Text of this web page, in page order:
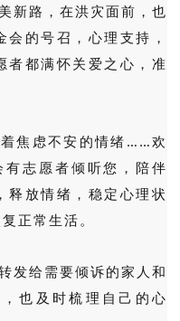
新路，在洪灾面前，也
的号召，心理支持，
者都满怀关爱之心，准
焦虑不安的情绪……欢
志愿者倾听您，陪伴
释放情绪，稳定心理状
正常生活。
发给需要倾诉的家人和
也及时梳理自己的心